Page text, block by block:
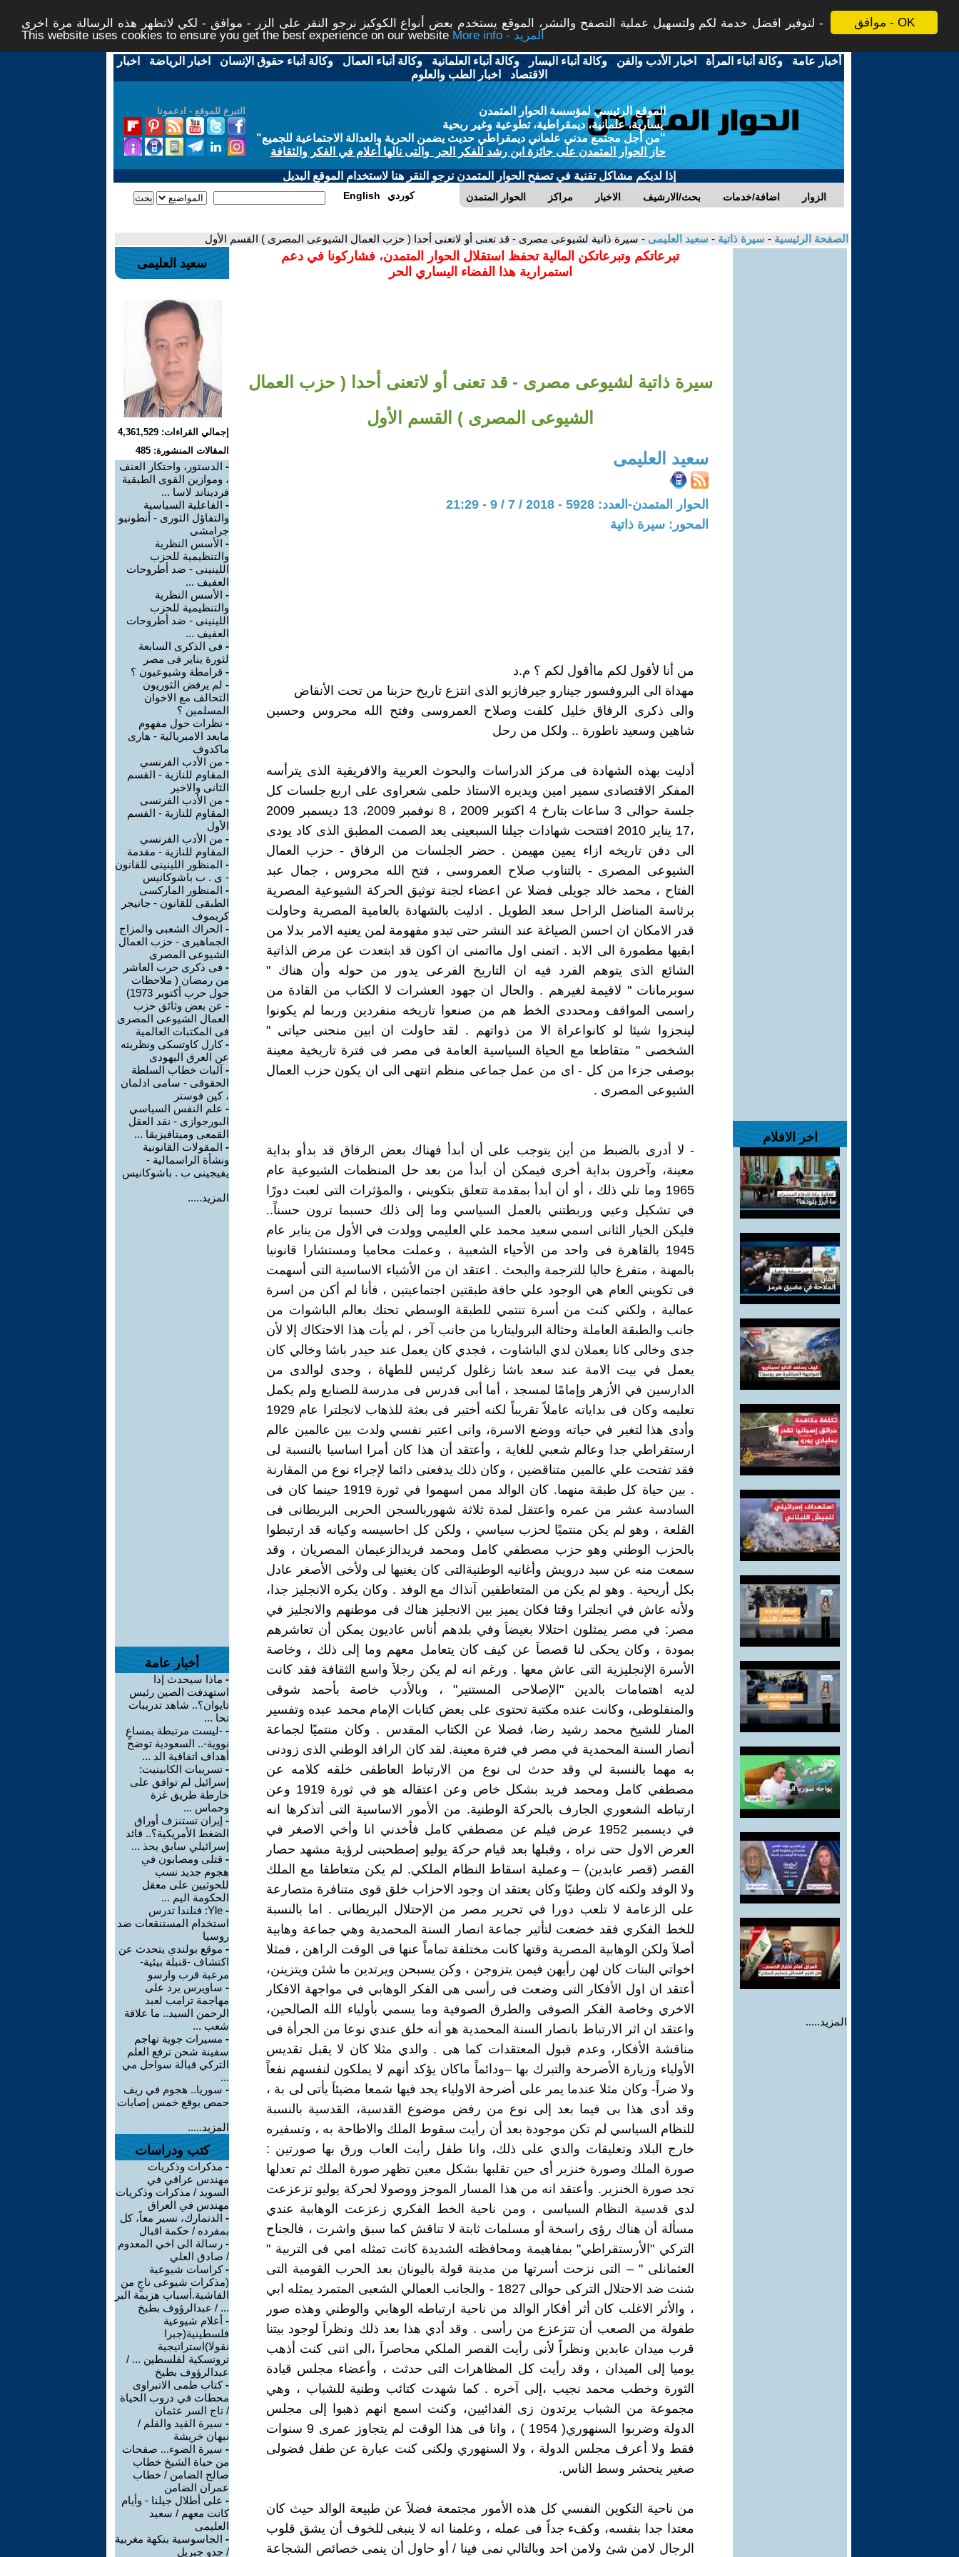
موافق - OK
لتوفير افضل خدمة لكم ولتسهيل عملية التصفح والنشر، الموقع يستخدم بعض أنواع الكوكيز نرجو النقر على الزر - موافق - لكي لاتظهر هذه الرسالة مرة اخرى -
This website uses cookies to ensure you get the best experience on our website
More info - المزيد
أخبار عامة -وكالة أنباء المرأة - اخبار الأدب والفن -وكالة أنباء اليسار -وكالة أنباء العلمانية -وكالة أنباء العمال -وكالة أنباء حقوق الإنسان - اخبار الرياضة - اخبار
الاقتصاد - اخبار الطب والعلوم
التبرع للموقع - ادعمونا
الموقع الرئيسي لمؤسسة الحوار المتمدن
يسارية، علمانية، ديمقراطية، تطوعية وغير ربحية
"من أجل مجتمع مدني علماني ديمقراطي حديث يضمن الحرية والعدالة الاجتماعية للجميع"
حاز الحوار المتمدن على جائزة ابن رشد للفكر الحر والتى نالها أعلام في الفكر والثقافة
إذا لديكم مشاكل تقنية في تصفح الحوار المتمدن نرجو النقر هنا لاستخدام الموقع البديل
الحوار المتمدن مراكز الاخبار بحث/الارشيف اضافة/خدمات الزوار English كوردي
الصفحة الرئيسية - سيرة ذاتية - سعيد العليمى - سيرة ذاتية لشيوعى مصرى - قد تعنى أو لاتعنى أحدا ( حزب العمال الشيوعى المصرى ) القسم الأول
اخر الافلام
المزيد.....
تبرعاتكم وتبرعاتكن المالية تحفظ استقلال الحوار المتمدن، فشاركونا في دعم
استمرارية هذا الفضاء اليساري الحر
سيرة ذاتية لشيوعى مصرى - قد تعنى أو لاتعنى أحدا ( حزب العمال
الشيوعى المصرى ) القسم الأول
سعيد العليمى
الحوار المتمدن-العدد: 5928 - 2018 / 7 / 9 - 21:29
المحور: سيرة ذاتية
من أنا لأقول لكم ماأقول لكم ؟ م.د
مهداة الى البروفسور جينارو جيرفازيو الذى انتزع تاريخ حزبنا من تحت الأنقاض
والى ذكرى الرفاق خليل كلفت وصلاح العمروسى وفتح الله محروس وحسين
شاهين وسعيد ناطورة .. ولكل من رحل
أدليت بهذه الشهادة فى مركز الدراسات والبحوث العربية والافريقية الذى يترأسه
المفكر الاقتصادى سمير امين ويديره الاستاذ حلمى شعراوى على اربع جلسات كل
جلسة حوالى 3 ساعات بتارخ 4 اكتوبر 2009 ، 8 نوفمبر 2009، 13 ديسمبر 2009
،17 يناير 2010 افتتحت شهادات جيلنا السبعينى بعد الصمت المطبق الذى كاد يودى
الى دفن تاريخه ازاء يمين مهيمن . حضر الجلسات من الرفاق - حزب العمال
الشيوعى المصرى - بالتناوب صلاح العمروسى ، فتح الله محروس ، جمال عبد
الفتاح ، محمد خالد جويلى فضلا عن اعضاء لجنة توثيق الحركة الشيوعية المصرية
برئاسة المناضل الراحل سعد الطويل . ادليت بالشهادة بالعامية المصرية وحاولت
قدر الامكان ان احسن الصياغة عند النشر حتى تبدو مفهومة لمن يعنيه الامر بدلا من
ابقيها مطمورة الى الابد . اتمنى اول مااتمنى ان اكون قد ابتعدت عن مرض الذاتية
الشائع الذى يتوهم الفرد فيه ان التاريخ الفرعى يدور من حوله وأن هناك "
سوبرمانات " لاقيمة لغيرهم . والحال ان جهود العشرات لا الكتاب من القادة من
راسمى المواقف ومحددى الخط هم من صنعوا تاريخه منفردين وربما لم يكونوا
لينجزوا شيئا لو كانواعراة الا من ذواتهم . لقد حاولت ان ابين منحنى حياتى "
الشخصى " متقاطعا مع الحياة السياسية العامة فى مصر فى فترة تاريخية معينة
بوصفى جزءا من كل - اى من عمل جماعى منظم انتهى الى ان يكون حزب العمال
الشيوعى المصرى .
- لا أدرى بالضبط من أين يتوجب على أن أبدأ فهناك بعض الرفاق قد بدأو بداية
معينة، وآخرون بداية أخرى فيمكن أن أبدأ من بعد حل المنظمات الشيوعية عام
1965 وما تلي ذلك ، أو أن أبدأ بمقدمة تتعلق بتكويني ، والمؤثرات التى لعبت دورًا
في تشكيل وعيي وربطتني بالعمل السياسي وما إلى ذلك حسبما ترون حسناً..
فليكن الخيار الثانى اسمي سعيد محمد علي العليمي وولدت في الأول من يناير عام
1945 بالقاهرة فى واحد من الأحياء الشعبية ، وعملت محاميا ومستشارا قانونيا
بالمهنة ، متفرغ حاليا للترجمة والبحث . اعتقد ان من الأشياء الاساسية التى أسهمت
فى تكويني العام هي الوجود علي حافة طبقتين اجتماعيتين ، فأنا لم أكن من اسرة
عمالية ، ولكني كنت من أسرة تنتمي للطبقة الوسطي تحتك بعالم الباشوات من
جانب والطبقة العاملة وحثالة البروليتاريا من جانب آخر ، لم يأت هذا الاحتكاك إلا لأن
جدى وخالى كانا يعملان لدي الباشاوت ، فجدي كان يعمل عند حيدر باشا وخالي كان
يعمل في بيت الامة عند سعد باشا زغلول كرئيس للطهاة ، وجدى لوالدى من
الدارسين في الأزهر وإمامًا لمسجد ، أما أبى فدرس فى مدرسة للصنايع ولم يكمل
تعليمه وكان فى بداياته عاملاً تقريباً لكنه أختير فى بعثة للذهاب لانجلترا عام 1929
وأدى هذا لتغير في حياته ووضع الاسرة، وانى اعتبر نفسي ولدت بين عالمين عالم
ارستقراطي جدا وعالم شعبي للغاية ، وأعتقد أن هذا كان أمرا اساسيا بالنسبة لى
فقد تفتحت علي عالمين متناقضين ، وكان ذلك يدفعنى دائما لإجراء نوع من المقارنة
. بين حياة كل طبقة منهما. كان الوالد ممن اسهموا في ثورة 1919 حينما كان فى
السادسة عشر من عمره واعتقل لمدة ثلاثة شهوربالسجن الحربى البريطانى فى
القلعة ، وهو لم يكن منتميًا لحزب سياسي ، ولكن كل احاسيسه وكيانه قد ارتبطوا
بالحزب الوطني وهو حزب مصطفي كامل ومحمد فريدالزعيمان المصريان ، وقد
سمعت منه عن سيد درويش وأغانيه الوطنيةالتى كان يغنيها لى ولأخى الأصغر عادل
بكل أريحية . وهو لم يكن من المتعاطفين آنذاك مع الوفد . وكان يكره الانجليز جدا،
ولأنه عاش في انجلترا وقتا فكان يميز بين الانجليز هناك فى موطنهم والانجليز في
مصر: في مصر يمثلون احتلالا بغيضاَ وفي بلدهم أناس عاديون يمكن أن تعاشرهم
بمودة ، وكان يحكى لنا قصصاَ عن كيف كان يتعامل معهم وما إلى ذلك ، وخاصة
الأسرة الإنجليزية التى عاش معها . ورغم انه لم يكن رجلاَ واسع الثقافة فقد كانت
لديه اهتمامات بالدين "الإصلاحى المستنير" ، وبالأدب خاصة بأحمد شوقى
والمنفلوطى، وكانت عنده مكتبة تحتوى على بعض كتابات الإمام محمد عبده وتفسير
المنار للشيخ محمد رشيد رضا، فضلا عن الكتاب المقدس . وكان منتميًا لجماعة
أنصار السنة المحمدية في مصر في فترة معينة. لقد كان الرافد الوطني الذى زودنى
به مهما بالنسبة لي وقد حدث لى نوع من الارتباط العاطفى خلقه كلامه عن
مصطفي كامل ومحمد فريد بشكل خاص وعن اعتقاله هو في ثورة 1919 وعن
ارتباطه الشعوري الجارف بالحركة الوطنية. من الأمور الاساسية التى أتذكرها انه
في ديسمبر 1952 عرض فيلم عن مصطفي كامل فأخدني انا وأخي الاصغر في
العرض الاول حتى نراه ، وقبلها بعد قيام حركة يوليو إصطحبنى لرؤية مشهد حصار
القصر (قصر عابدين) – وعملية اسقاط النظام الملكي. لم يكن متعاطفا مع الملك
ولا الوفد ولكنه كان وطنيًا وكان يعتقد ان وجود الاحزاب خلق قوى متنافرة متصارعة
على الزعامة لا تلعب دورا في تحرير مصر من الإحتلال البريطانى . اما بالنسبة
للخط الفكري فقد خضعت لتأثير جماعة انصار السنة المحمدية وهي جماعة وهابية
أصلاَ ولكن الوهابية المصرية وقتها كانت مختلفة تماماً عنها فى الوقت الراهن ، فمثلا
اخواتي البنات كان لهن رأيهن فيمن يتزوجن ، وكن يسبحن ويرتدين ما شئن ويتزينن،
أعتقد ان اول الأفكار التى وضعت فى رأسى هى الفكر الوهابي في مواجهة الافكار
الاخري وخاصة الفكر الصوفى والطرق الصوفية وما يسمي بأولياء الله الصالحين،
واعتقد ان اثر الارتباط بانصار السنة المحمدية هو أنه خلق عندي نوعا من الجرأة فى
مناقشة الأفكار، وعدم قبول المعتقدات كما هى . والدي مثلا كان لا يقبل تقديس
الأولياء وزيارة الأضرحة والتبرك بها –ودائماً ماكان يؤكد أنهم لا يملكون لنفسهم نفعاً
ولا ضراً- وكان مثلا عندما يمر على أضرحة الاولياء يجد فيها شمعا مضيئاَ يأتى لى بة ،
وقد أدى هذا بى فيما بعد إلى نوع من رفض موضوع القدسية، القدسية بالنسبة
للنظام السياسي لم تكن موجودة بعد أن رأيت سقوط الملك والاطاحة به ، وتسفيره
خارج البلاد وتعليقات والدي على ذلك، وانا طفل رأيت العاب ورق بها صورتين :
صورة الملك وصورة خنزير أى حين تقلبها بشكل معين تظهر صورة الملك ثم تعدلها
تجد صورة الخنزير. وأعتقد انه من هذا المسار الموجز ووصولا لحركة يوليو تزعزعت
لدى قدسية النظام السياسى ، ومن ناحية الخط الفكري زعزعت الوهابية عندي
مسألة أن هناك رؤى راسخة أو مسلمات ثابتة لا تناقش كما سبق واشرت ، فالجناح
التركي "الأرستقراطي" بمفاهيمة ومحافظته الشديدة كانت تمثله امي فى التربية "
العثمانلى " – التى نزحت أسرتها من مدينة قولة باليونان بعد الحرب القومية التى
شنت ضد الاحتلال التركى حوالى 1827 - والجانب العمالي الشعبى المتمرد يمثله ابي
، والأثر الاغلب كان أثر أفكار الوالد من ناحية ارتباطه الوهابي والوطني وهذه صور
طفولة من الصعب أن تتزعزع من رأسى . وقد أدي هذا بعد ذلك ونظراَ لوجود بيتنا
قرب ميدان عابدين ونظراً لأنى رأيت القصر الملكي محاصراَ ،الى اننى كنت أذهب
يوميا إلى الميدان ، وقد رأيت كل المظاهرات التى حدثت ، وأعضاء مجلس قيادة
الثورة وخطب محمد نجيب ،إلى آخره . كما شهدت كتائب وطنية للشباب ، وهي
مجموعة من الشباب يرتدون زى الفدائيين، وكنت اسمع انهم ذهبوا إلى مجلس
الدولة وضربوا السنهوري( 1954 ) ، وانا فى هذا الوقت لم يتجاوز عمرى 9 سنوات
فقط ولا أعرف مجلس الدولة ، ولا السنهوري ولكنى كنت عبارة عن طفل فضولى
صغير ينحشر وسط الناس.
من ناحية التكوين النفسي كل هذه الأمور مجتمعة فضلاَ عن طبيعة الوالد حيث كان
معتدا جدا بنفسه، وكفء جداً فى عمله ، وعلمنا انه لا ينبغى للخوف أن يشق قلوب
الرجال لامن شئ ولامن احد وبالتالي نمى فينا / أو حاول أن ينمى خصائص الشجاعة
سعيد العليمى
إجمالي القراءات: 4,361,529
المقالات المنشورة: 485
- الدستور، واحتكار العنف
، وموازين القوى الطبقية
فرديناند لاسا ...
- الفاعلية السياسية
والتفاؤل الثورى - أنطونيو
جرامشى
- الأسس النظرية
والتنظيمية للحزب
اللينينى - ضد أطروحات
العفيف ...
- الأسس النظرية
والتنظيمية للحزب
اللينينى - ضد أطروحات
العفيف ...
- فى الذكرى السابعة
لثورة يناير فى مصر
- قرامطة وشيوعيون ؟
- لم يرفض الثوريون
التحالف مع الاخوان
المسلمين ؟
- نظرات حول مفهوم
مابعد الامبريالية - هارى
ماكدوف
- من الأدب الفرنسي
المقاوم للنازية - القسم
الثانى والاخير
- من الأدب الفرنسى
المقاوم للنازية - الفسم
الأول
- من الأدب الفرنسي
المقاوم للنازية - مقدمة
- المنظور اللينينى للقانون
- ى . ب باشوكانيس
- المنظور الماركسى
الطبقى للقانون - جانيجر
كريموف
- الحراك الشعبى والمزاج
الجماهيرى - حزب العمال
الشيوعى المصرى
- فى ذكرى حرب العاشر
من رمضان ( ملاحظات
حول حرب أكتوبر 1973)
- عن بعض وثائق حزب
العمال الشيوعى المصرى
فى المكتبات العالمية
-كارل كاوتسكى ونظريته
عن العرق اليهودى
- آليات خطاب السلطة
الحقوقى - سامى ادلمان
، كين فوستر
- علم النفس السياسي
البورجوازى - نقد العقل
القمعى وميتافيزيقا ...
- المقولات القانونية
ونشأة الراسمالية -
يفيجينى ب . باشوكانيس
المزيد.....
أخبار عامة
- ماذا سيحدث إذا
استهدفت الصين رئيس
تايوان؟.. شاهد تدريبات
تحا ...
- -ليست مرتبطة بمساعٍ
نووية-.. السعودية توضح
أهداف اتفاقية الد ...
- تسريبات الكابينيت:
إسرائيل لم توافق على
خارطة طريق غزة
وحماس ...
- إيران تستنزف أوراق
الضغط الأمريكية؟.. قائد
إسرائيلي سابق يحذ ...
- قتلى ومصابون في
هجوم جديد نسب
للحوثيين على معقل
الحكومة اليم ...
-
Yle: فنلندا تدرس
استخدام المستنقعات ضد
روسيا
- موقع بولندي يتحدث عن
اكتشاف -قنبلة بيئية-
مرعبة قرب وارسو
- ساويرس يرد على
مهاجمة ترامب لعبد
الرحمن السيد.. ما علاقة
شعب ...
- مسيرات جوية تهاجم
سفينة شحن ترفع العلم
التركي قبالة سواحل مي
...
- سوريا.. هجوم في ريف
حمص يوقع خمس إصابات
المزيد.....
كتب ودراسات
- مذكرات وذكريات
مهندس عراقي في
السويد / مذكرات وذكريات
مهندس في العراق
- الدنمارك، نسير معاً، كل
بمفرده / حكمة اقبال
- رسالة الى اخي المعدوم
/ صادق العلي
-كراسات شيوعية
(مذكرات شيوعى ناجٍ من
الفاشية.أسباب هزيمة البر
... / عبدالرؤوف بطيخ
- أعلام شيوعية
فلسطينية(جبرا
نقولا)استراتيجية
تروتسكية لفلسطين ... /
عبدالرؤوف بطيخ
-كتاب طمى الاتبراوى
محطات في دروب الحياة
/ تاج السر عثمان
- سيرة القيد والقلم /
نبهان خريشة
- سيرة الضوء... صفحات
من حياة الشيخ خطاب
صالح الضامن / خطاب
عمران الضامن
- على أطلال جيلنا - وأيام
كانت معهم / سعيد
العليمى
- الجاسوسية بنكهة مغربية
/ جدو جبريل